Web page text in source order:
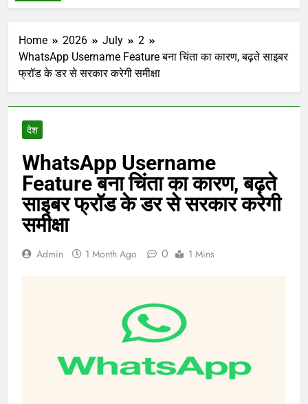
Home 2026 July
2
WhatsApp Username Feature बना चिंता का कारण, बढ़ते साइबर
फ्रॉड के डर से सरकार करेगी समीक्षा
देश
WhatsApp Username
Feature बना चिंता का कारण, बढ़ते
साइबर फ्रॉड के डर से सरकार करेगी
समीक्षा
Admin 1 Month Ago 0 1 Mins